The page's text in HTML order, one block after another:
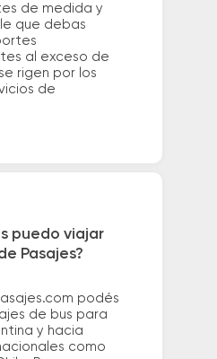
de medida y
que debas
al exceso de
rigen por los
de
puedo viajar
Pasajes?
podés
de bus para
y hacia
como